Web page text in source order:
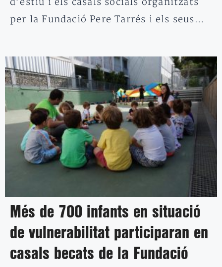
d’estiu i els casals socials organitzats
per la Fundació Pere Tarrés i els seus…
Més de 700 infants en situació
de vulnerabilitat participaran en
casals becats de la Fundació